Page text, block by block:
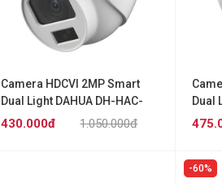
Camera HDCVI 2MP Smart
Dual Light DAHUA DH-HAC-
HDW1200CLQP-IL-A1.050.000đ
430.000đ
Dual
60%